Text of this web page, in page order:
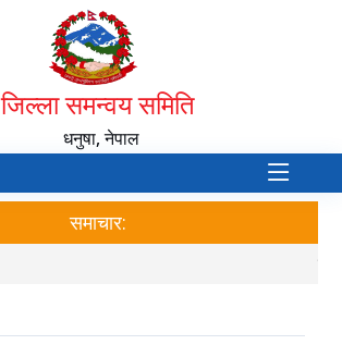
जिल्ला समन्वय समिति
धनुषा, नेपाल
समाचार: